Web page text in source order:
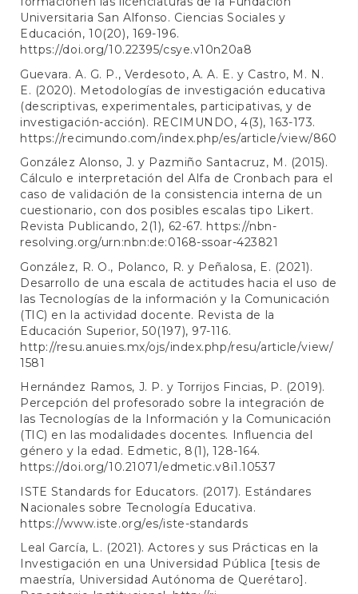
Universitaria San Alfonso. Ciencias Sociales y
Educación, 10(20), 169-196.
https://doi.org/10.22395/csye.v10n20a8
Guevara. A. G. P., Verdesoto, A. A. E. y Castro, M. N.
E. (2020). Metodologías de investigación educativa
(descriptivas, experimentales, participativas, y de
investigación-acción). RECIMUNDO, 4(3), 163-173.
https://recimundo.com/index.php/es/article/view/860
González Alonso, J. y Pazmiño Santacruz, M. (2015).
Cálculo e interpretación del Alfa de Cronbach para el
caso de validación de la consistencia interna de un
cuestionario, con dos posibles escalas tipo Likert.
Revista Publicando, 2(1), 62-67. https://nbn-
resolving.org/urn:nbn:de:0168-ssoar-423821
González, R. O., Polanco, R. y Peñalosa, E. (2021).
Desarrollo de una escala de actitudes hacia el uso de
las Tecnologías de la información y la Comunicación
(TIC) en la actividad docente. Revista de la
Educación Superior, 50(197), 97-116.
http://resu.anuies.mx/ojs/index.php/resu/article/view/
1581
Hernández Ramos, J. P. y Torrijos Fincias, P. (2019).
Percepción del profesorado sobre la integración de
las Tecnologías de la Información y la Comunicación
(TIC) en las modalidades docentes. Influencia del
género y la edad. Edmetic, 8(1), 128-164.
https://doi.org/10.21071/edmetic.v8i1.10537
ISTE Standards for Educators. (2017). Estándares
Nacionales sobre Tecnología Educativa.
https://www.iste.org/es/iste-standards
Leal García, L. (2021). Actores y sus Prácticas en la
Investigación en una Universidad Pública [tesis de
maestría, Universidad Autónoma de Querétaro].